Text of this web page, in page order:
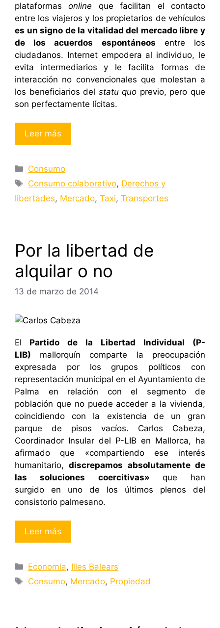
plataformasonline que facilitan el contacto
entre los viajeros y los propietarios de vehículos
es un signo de la vitalidad del mercado libre y
de los acuerdos espontáneos entre los
ciudadanos. Internet empodera al individuo, le
evita intermediarios y le facilita formas de
interacción no convencionales que molestan a
los beneficiarios del statu quo previo, pero que
son perfectamente lícitas.
Leer más
Categorías
Consumo
Etiquetas
Consumo colaborativo, Derechos y
libertades, Mercado, Taxi, Transportes
Por la libertad de
alquilar o no
13 de marzo de 2014
El Partido de la Libertad Individual (P-
LIB) mallorquín comparte la preocupación
expresada por los grupos políticos con
representación municipal en el Ayuntamiento de
Palma en relación con el segmento de
población que no puede acceder a la vivienda,
coincidiendo con la existencia de un gran
parque de pisos vacíos. Carlos Cabeza,
Coordinador Insular del P-LIB en Mallorca, ha
afirmado que «compartiendo ese interés
humanitario,discrepamos absolutamente de
las soluciones coercitivas» que han
surgido en uno de los últimos plenos del
consistorio palmesano.
Leer más
Categorías
Economía, Illes Balears
Etiquetas
Consumo, Mercado, Propiedad